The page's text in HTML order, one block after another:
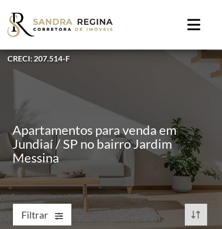
CRECI: 207.514-F
Apartamentos para venda em
Jundiaí / SP no bairro Jardim
Messina
Filtrar